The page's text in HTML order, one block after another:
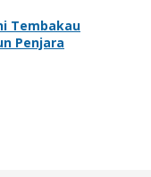
Tembakau
Penjara